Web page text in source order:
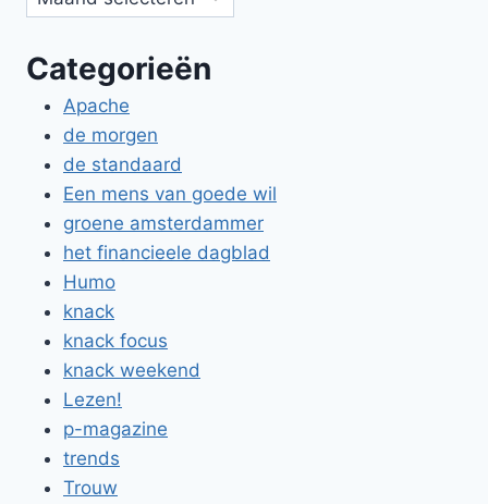
Categorieën
Apache
de morgen
de standaard
Een mens van goede wil
groene amsterdammer
het financieele dagblad
Humo
knack
knack focus
knack weekend
Lezen!
p-magazine
trends
Trouw